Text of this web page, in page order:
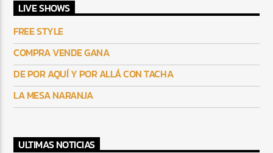
LIVE SHOWS
FREE STYLE
COMPRA VENDE GANA
DE POR AQUÍ Y POR ALLÁ CON TACHA
LA MESA NARANJA
ULTIMAS NOTICIAS